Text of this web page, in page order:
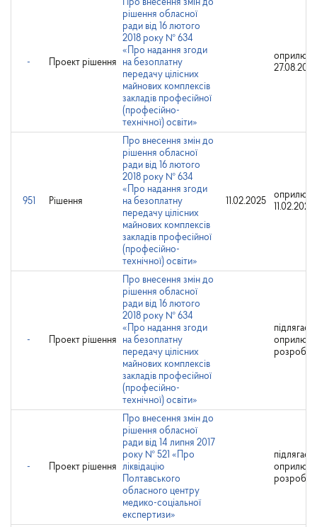
- Проект рішення
Про внесення змін до
рішення обласної
ради від 16 лютого
2018 року № 634
«Про надання згоди
на безоплатну
передачу цілісних
майнових комплексів
закладів професійної
(професійно-
технічної) освіти»
27.08.2021
951 Рішення
Про внесення змін до
рішення обласної
ради від 16 лютого
2018 року № 634
«Про надання згоди
на безоплатну
передачу цілісних
майнових комплексів
закладів професійної
(професійно-
технічної) освіти»
11.02.2025
11.02.2025
- Проект рішення
Про внесення змін до
рішення обласної
ради від 16 лютого
2018 року № 634
«Про надання згоди
на безоплатну
передачу цілісних
майнових комплексів
закладів професійної
(професійно-
технічної) освіти»
підлягає
- Проект рішення
Про внесення змін до
рішення обласної
ради від 14 липня 2017
року № 521 «Про
ліквідацію
Полтавського
обласного центру
медико-соціальної
експертизи»
підлягає